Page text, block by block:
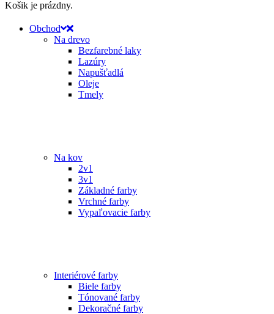
Košik je prázdny.
Obchod
Na drevo
Bezfarebné laky
Lazúry
Napušťadlá
Oleje
Tmely
Na kov
2v1
3v1
Základné farby
Vrchné farby
Vypaľovacie farby
Interiérové farby
Biele farby
Tónované farby
Dekoračné farby